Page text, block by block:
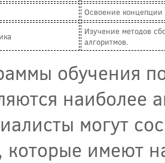
Освоение концепции
Изучение методов
алгоритмов.
обучения
наиболее
могут
которые имеют